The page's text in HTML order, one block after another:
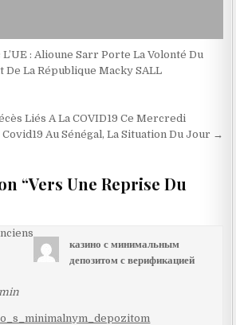
: Alioune Sarr Porte La Volonté Du
De La République Macky SALL
Liés A La COVID19 Ce Mercredi
Covid19 Au Sénégal, La Situation Du Jour →
“Vers Une Reprise Du
казино с минимальным
депозитом с верификацией